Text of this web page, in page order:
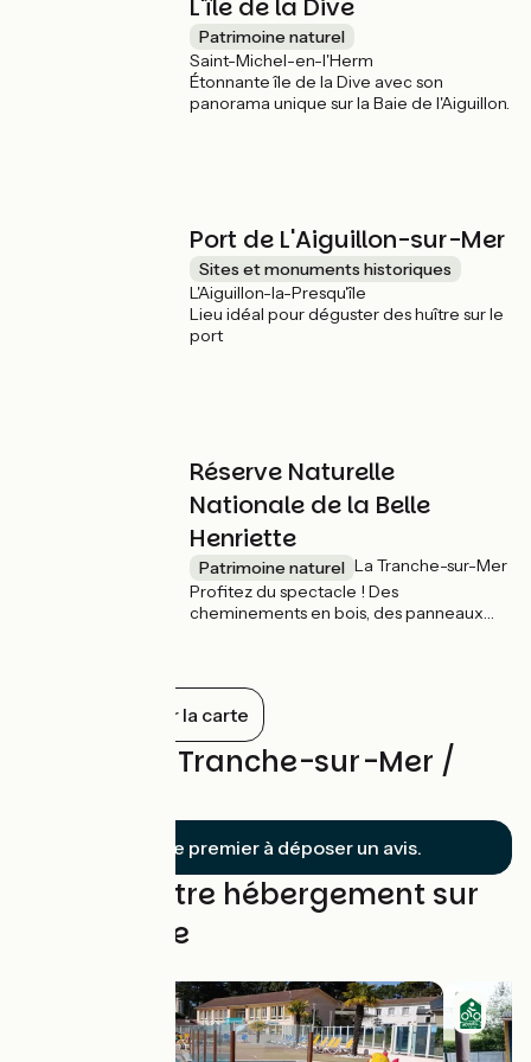
L'île de la Dive
Patrimoine naturel
Saint-Michel-en-l'Herm
Étonnante île de la Dive avec son
panorama unique sur la Baie de l'Aiguillon.
Port de L'Aiguillon-sur-Mer
Sites et monuments historiques
L'Aiguillon-la-Presqu'île
Lieu idéal pour déguster des huître sur le
port
Réserve Naturelle
Nationale de la Belle
Henriette
Patrimoine naturel La Tranche-sur-Mer
Profitez du spectacle ! Des
cheminements en bois, des panneaux
Tout afficher sur la carte
Avis sur La Tranche-sur-Mer /
Soyez le premier à déposer un avis.
Trouvez votre hébergement sur
cette étape